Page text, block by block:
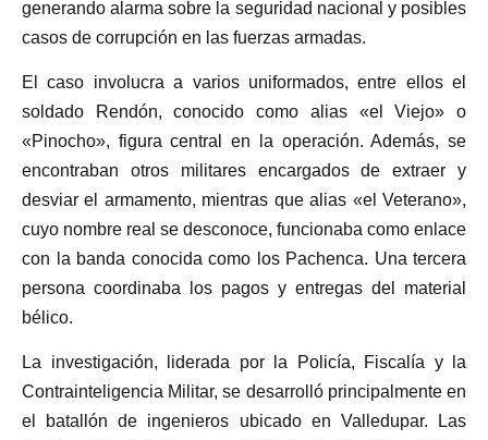
generando alarma sobre la seguridad nacional y posibles
casos de corrupción en las fuerzas armadas.
El caso involucra a varios uniformados, entre ellos el
soldado Rendón, conocido como alias «el Viejo» o
«Pinocho», figura central en la operación. Además, se
encontraban otros militares encargados de extraer y
desviar el armamento, mientras que alias «el Veterano»,
cuyo nombre real se desconoce, funcionaba como enlace
con la banda conocida como los Pachenca. Una tercera
persona coordinaba los pagos y entregas del material
bélico.
La investigación, liderada por la Policía, Fiscalía y la
Contrainteligencia Militar, se desarrolló principalmente en
el batallón de ingenieros ubicado en Valledupar. Las